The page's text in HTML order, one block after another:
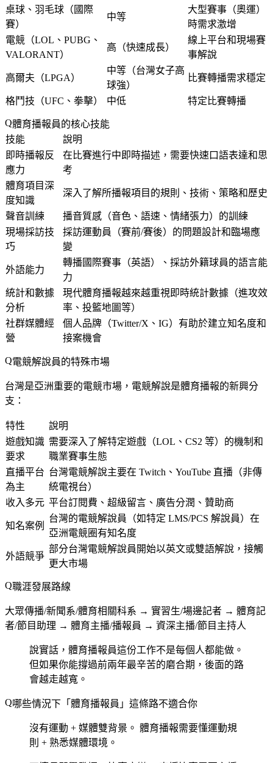
桌球、羽毛球（國際
賽）
中等
大型賽事（奧運）
時需求激增
電競（LOL、PUBG、
VALORANT）
高（快速成長）
線上平台和現場賽
事解說
高爾夫（LPGA）
中等（台灣女子高
球強）
比賽轉播需求穩定
格鬥技（UFC、拳擊） 中低 特定比賽轉播
體育播報員的核心技能
技能
說明
即時播報反
應力
在比賽進行中即時描述，需要快速口語表達和思
考
體育項目深
度知識
深入了解所播報項目的規則、技術、策略和歷史
聲音訓練
播音質感（音色、語速、情緒張力）的訓練
現場採訪技
巧
採訪運動員（賽前/賽後）的問題設計和臨場應
變
外語能力
轉播國際賽事（英語）、採訪外籍球員的語言能
力
統計和數據
分析
現代體育播報越來越重視即時統計數據（進攻效
率、投籃地圖等）
社群媒體經
營
個人品牌（Twitter/X、IG）有助於建立知名度和
接案機會
電競解說員的特殊市場
台灣是亞洲重要的電競市場，電競解說是體育播報的新興分
支：
特性
說明
遊戲知識
要求
需要深入了解特定遊戲（LOL、CS2 等）的機制和
職業賽事生態
直播平台
為主
台灣電競解說主要在 Twitch、YouTube 直播（非傳
統電視台）
收入多元 平台訂閱費、超級留言、廣告分潤、贊助商
知名案例
台灣的電競解說員（如特定 LMS/PCS 解說員）在
亞洲電競圈有知名度
外語競爭
部分台灣電競解說員開始以英文或雙語解說，接觸
更大市場
職涯發展路線
大眾傳播/新聞系/體育相關科系 → 實習生/場邊記者 → 體育記
者/節目助理 → 體育主播/播報員 → 資深主播/節目主持人
說實話，體育播報員這份工作不是每個人都能做。
但如果你能撐過前兩年最辛苦的磨合期，後面的路
會越走越寬。
哪些情況下「體育播報員」這條路不適合你
沒有運動 + 媒體雙背景。 體育播報需要懂運動規
則 + 熟悉媒體環境。